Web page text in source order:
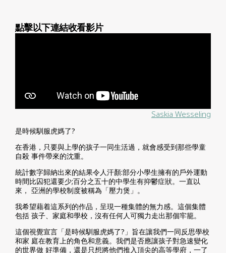
點擊以下連結收看影片
Saskia Wesseling
是時候馴服虎媽了?
在香港，只要與上學的孩子一同生活過，就會感受到那些學童
自殺 事件帶來的沈重。
統計數字歸納出來的結果令人汗顏:部分小學生擁有的戶外運動
時間比囚犯還要少;百分之五十的中學生有抑鬱症狀。一直以
來， 亞洲的學校制度被稱為「壓力煲」。
我希望藉着這系列的作品，呈現一種集體的無力感。這個集體
包括 孩子、家庭和學校，沒有任何人可獨力走出那個牢籠。
這個視覺宣言「是時候馴服虎媽了?」旨在讓我們一同反思學校
和家 庭在教育上的角色和意義。我們是否應讓孩子對急速變化
的世界做 好準備，還是只想將他們推入頂尖的高等學府，一了